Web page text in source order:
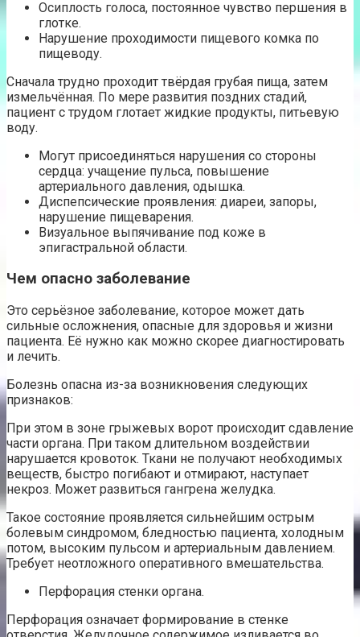
Осиплость голоса, постоянное чувство першения в
глотке.
Нарушение проходимости пищевого комка по
пищеводу.
Сначала трудно проходит твёрдая грубая пища, затем
измельчённая. По мере развития поздних стадий,
пациент с трудом глотает жидкие продукты, питьевую
воду.
Могут присоединяться нарушения со стороны
сердца: учащение пульса, повышение
артериального давления, одышка.
Диспепсические проявления: диареи, запоры,
нарушение пищеварения.
Визуальное выпячивание под коже в
эпигастральной области.
Чем опасно заболевание
Это серьёзное заболевание, которое может дать
сильные осложнения, опасные для здоровья и жизни
пациента. Её нужно как можно скорее диагностировать
и лечить.
Болезнь опасна из-за возникновения следующих
признаков:
При этом в зоне грыжевых ворот происходит сдавление
части органа. При таком длительном воздействии
нарушается кровоток. Ткани не получают необходимых
веществ, быстро погибают и отмирают, наступает
некроз. Может развиться гангрена желудка.
Такое состояние проявляется сильнейшим острым
болевым синдромом, бледностью пациента, холодным
потом, высоким пульсом и артериальным давлением.
Требует неотложного оперативного вмешательства.
Перфорация стенки органа.
Перфорация означает формирование в стенке